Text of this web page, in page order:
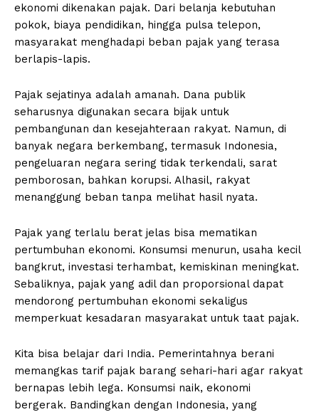
ekonomi dikenakan pajak. Dari belanja kebutuhan
pokok, biaya pendidikan, hingga pulsa telepon,
masyarakat menghadapi beban pajak yang terasa
berlapis-lapis.
Pajak sejatinya adalah amanah. Dana publik
seharusnya digunakan secara bijak untuk
pembangunan dan kesejahteraan rakyat. Namun, di
banyak negara berkembang, termasuk Indonesia,
pengeluaran negara sering tidak terkendali, sarat
pemborosan, bahkan korupsi. Alhasil, rakyat
menanggung beban tanpa melihat hasil nyata.
Pajak yang terlalu berat jelas bisa mematikan
pertumbuhan ekonomi. Konsumsi menurun, usaha kecil
bangkrut, investasi terhambat, kemiskinan meningkat.
Sebaliknya, pajak yang adil dan proporsional dapat
mendorong pertumbuhan ekonomi sekaligus
memperkuat kesadaran masyarakat untuk taat pajak.
Kita bisa belajar dari India. Pemerintahnya berani
memangkas tarif pajak barang sehari-hari agar rakyat
bernapas lebih lega. Konsumsi naik, ekonomi
bergerak. Bandingkan dengan Indonesia, yang